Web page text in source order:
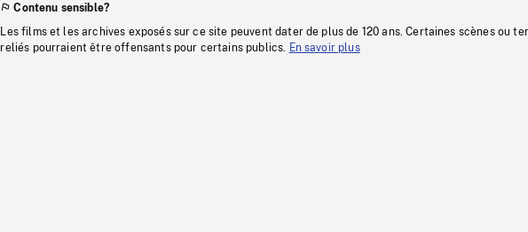
Contenu sensible?
Les films et les archives exposés sur ce site peuvent dater de plus de 120 ans. Certaines scènes ou
reliés pourraient être offensants pour certains publics.
En savoir plus